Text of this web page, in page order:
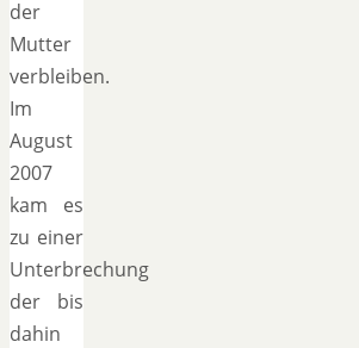
der
Mutter
verbleiben.
Im
August
2007
kam es
zu einer
Unterbrechung
der bis
dahin